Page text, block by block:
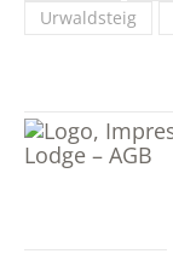
Urwaldsteig